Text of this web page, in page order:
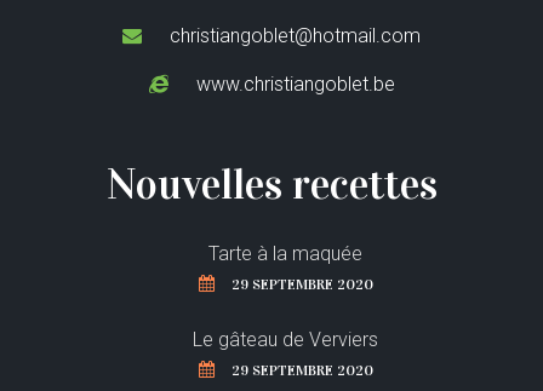
christiangoblet@hotmail.com
www.christiangoblet.be
Nouvelles recettes
Tarte à la maquée
29 SEPTEMBRE 2020
Le gâteau de Verviers
29 SEPTEMBRE 2020